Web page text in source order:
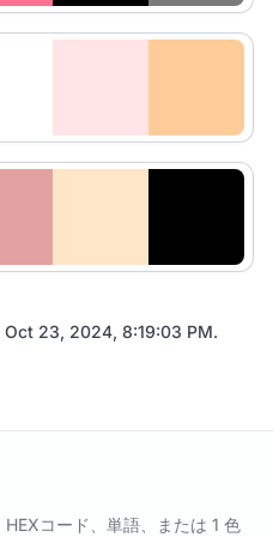
Oct 23, 2024, 8:19:03 PM.
コード、単語、または 1 色